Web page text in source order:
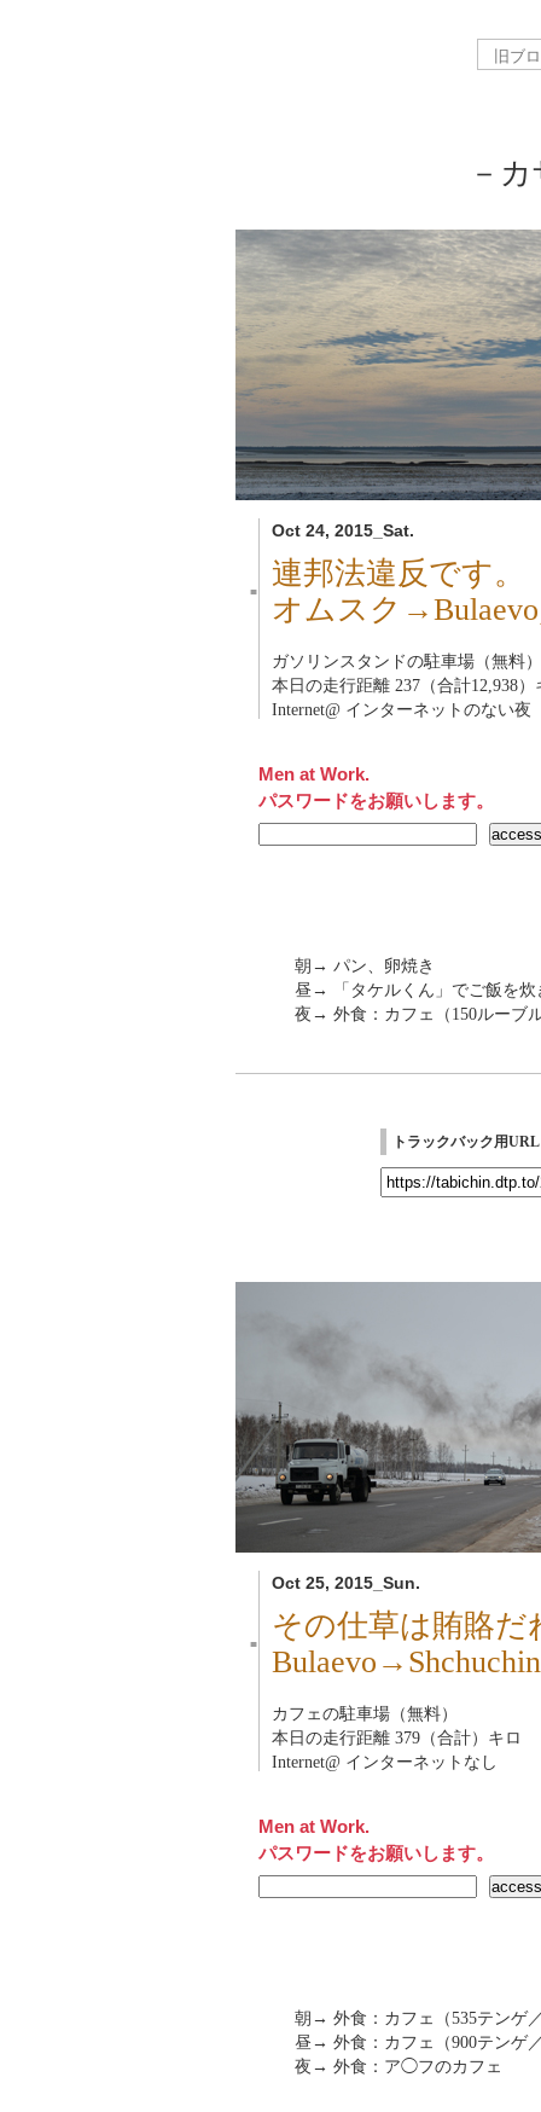
－
Oct 24, 2015_Sat.
■
連邦法違反です。
オムスク
ガソリンスタンドの駐車場（無料）
本日の走行距離 237（合計12,938）
Internet@ インターネットのない夜
Men at Work.
パスワードをお願いします。
朝→ パン、卵焼き
昼→ 「タケルくん」でご飯を炊
夜→ 外食：カフェ（150ルーブ
トラックバック用URL
Oct 25, 2015_Sun.
■
その仕草は賄賂だ
カフェの駐車場（無料）
本日の走行距離 379（合計）キロ
Internet@ インターネットなし
Men at Work.
パスワードをお願いします。
朝→ 外食：カフェ（535テンゲ
昼→ 外食：カフェ（900テンゲ
夜→ 外食：ア◯フのカフェ